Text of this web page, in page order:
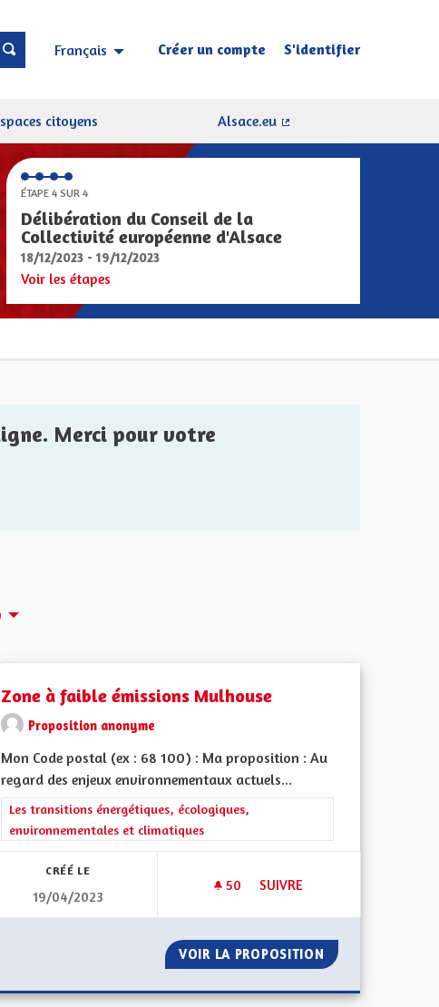
Français Choisir la langue Sprache wählen
Créer un compte S'identifier
citoyens
Alsace.eu
ÉTAPE 4 SUR 4
Délibération du Conseil de la
Collectivité européenne d'Alsace
18/12/2023 - 19/12/2023
Voir les étapes
Merci pour votre
environnementales et climatiques
2000
Zone à faible émissions Mulhouse
Proposition anonyme
Mon Code postal (ex : 68 100) : Ma proposition : Au
regard des enjeux environnementaux actuels...
Filtrer les résultats de la catégorie : Les transitions énergétiques,
Les transitions énergétiques, écologiques,
environnementales et climatiques
CRÉÉ LE
19/04/2023
50 50 ABONNÉS
SUIVRE
VOIR LA PROPOSITION ZONE À FAIBLE